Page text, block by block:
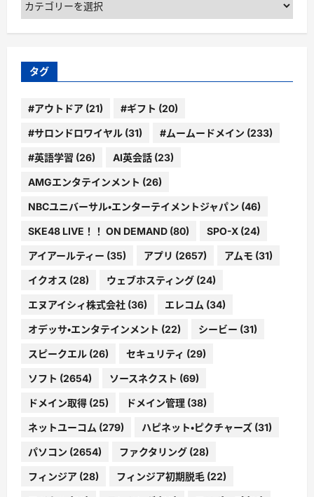
テ
ゴ
ー
タグ
#アウトドア (21) #ギフト (20)
#サロンドロワイヤル (31) #ムームードメイン (233)
#英語学習 (26) AI英会話 (23)
AMGエンタテインメント (26)
NBCユニバーサル・エンターテイメントジャパン (46)
SKE48 LIVE！！ ON DEMAND (80) SPO-X (24)
アイアールティー (35) アプリ (2657) アムモ (31)
イクオス (28) ウェブホスティング (24)
エヌアイシィ株式会社 (36) エレコム (34)
オデッサ・エンタテインメント (22) シービー (31)
スピークエル (26) セキュリティ (29)
ソフト (2654) ソースネクスト (69)
ドメイン取得 (25) ドメイン管理 (38)
ネットユーコム (279) ハピネット・ピクチャーズ (31)
パソコン (2654) ファクタリング (28)
フィンジア (28) フィンジア初期脱毛 (22)